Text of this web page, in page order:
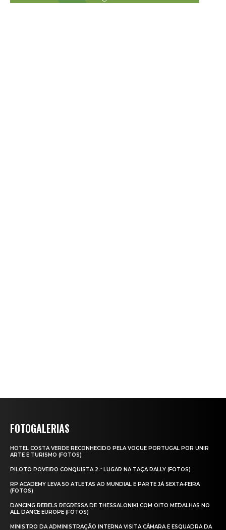
FOTOGALERIAS
HOTEL COSTA VERDE RECONHECIDO PELA VOGUE PORTUGAL POR UNIR
ARTE E TURISMO (FOTOS)
PILOTO POVEIRO CONQUISTA 2.º LUGAR NA TAÇA RALLY (FOTOS)
RP ACADEMY LEVA 50 ATLETAS AO MUNDIAL E PARTE JÁ SEXTA‑FEIRA
(FOTOS)
DANCING REBELS REGRESSA DE THESSALONIKI COM OITO MEDALHAS NO
ALL DANCE EUROPE (FOTOS)
MINISTRO DA ADMINISTRAÇÃO INTERNA VISITA CÂMARA E ESQUADRA DA